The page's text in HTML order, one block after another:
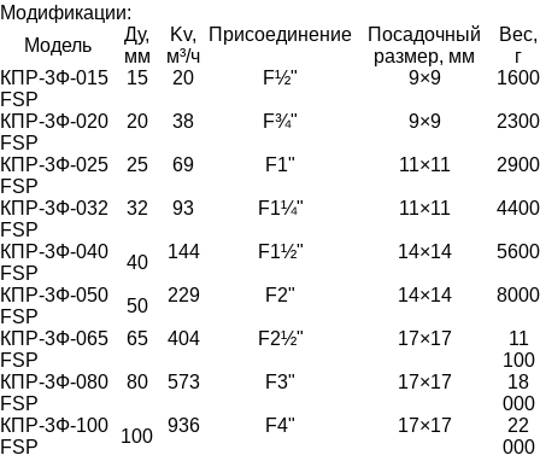
Модификации:
Модель
Ду,
мм
Kv,
м³/ч
Присоединение
Посадочный
размер, мм
Вес,
г
КПР-3Ф-015
FSP
15 20 F½" 9×9 1600
КПР-3Ф-020
FSP
20 38 F¾" 9×9 2300
КПР-3Ф-025
FSP
25 69 F1" 11×11 2900
КПР-3Ф-032
FSP
32 93 F1¼" 11×11 4400
КПР-3Ф-040
FSP
40
144 F1½" 14×14 5600
КПР-3Ф-050
FSP
50
229 F2" 14×14 8000
КПР-3Ф-065
FSP
65 404 F2½" 17×17
11
100
КПР-3Ф-080
FSP
80 573 F3" 17×17
18
000
КПР-3Ф-100
FSP
100
936 F4" 17×17
22
000